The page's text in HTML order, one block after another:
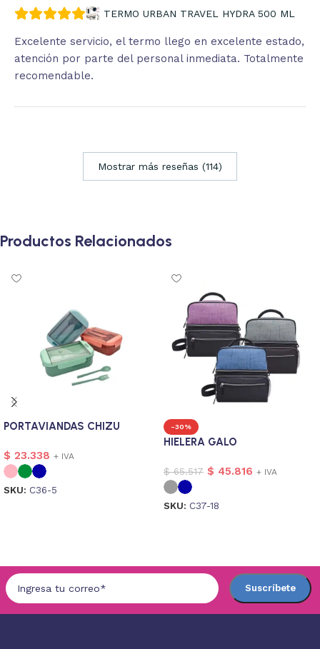
TERMO URBAN TRAVEL HYDRA 500 ML
Excelente servicio, el termo llego en excelente estado,
atención por parte del personal inmediata. Totalmente
recomendable.
Mostrar más reseñas (114)
Productos Relacionados
PORTAVIANDAS CHIZU
$ 23.338 + IVA
SKU: C36-5
-30%
HIELERA GALO
$65.517 $ 45.816 + IVA
SKU: C37-18